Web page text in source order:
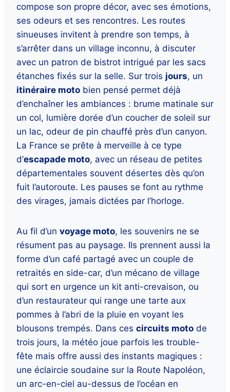
compose son propre décor, avec ses émotions,
ses odeurs et ses rencontres. Les routes
sinueuses invitent à prendre son temps, à
s’arrêter dans un village inconnu, à discuter
avec un patron de bistrot intrigué par les sacs
étanches fixés sur la selle. Sur trois jours, un
itinéraire moto bien pensé permet déjà
d’enchaîner les ambiances : brume matinale sur
un col, lumière dorée d’un coucher de soleil sur
un lac, odeur de pin chauffé près d’un canyon.
La France se prête à merveille à ce type
d’escapade moto, avec un réseau de petites
départementales souvent désertes dès qu’on
fuit l’autoroute. Les pauses se font au rythme
des virages, jamais dictées par l’horloge.
Au fil d’un voyage moto, les souvenirs ne se
résument pas au paysage. Ils prennent aussi la
forme d’un café partagé avec un couple de
retraités en side-car, d’un mécano de village
qui sort en urgence un kit anti-crevaison, ou
d’un restaurateur qui range une tarte aux
pommes à l’abri de la pluie en voyant les
blousons trempés. Dans ces circuits moto de
trois jours, la météo joue parfois les trouble-
fête mais offre aussi des instants magiques :
une éclaircie soudaine sur la Route Napoléon,
un arc-en-ciel au-dessus de l’océan en